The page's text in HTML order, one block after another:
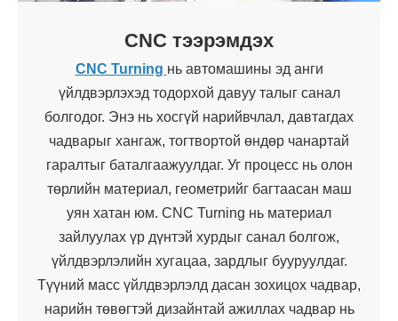
CNC тээрэмдэх
CNC Turning нь автомашины эд анги
үйлдвэрлэхэд тодорхой давуу талыг санал
болгодог. Энэ нь хосгүй нарийвчлал, давтагдах
чадварыг хангаж, тогтвортой өндөр чанартай
гаралтыг баталгаажуулдаг. Уг процесс нь олон
төрлийн материал, геометрийг багтаасан маш
уян хатан юм. CNC Turning нь материал
зайлуулах үр дүнтэй хурдыг санал болгож,
үйлдвэрлэлийн хугацаа, зардлыг бууруулдаг.
Түүний масс үйлдвэрлэлд дасан зохицох чадвар,
нарийн төвөгтэй дизайнтай ажиллах чадвар нь